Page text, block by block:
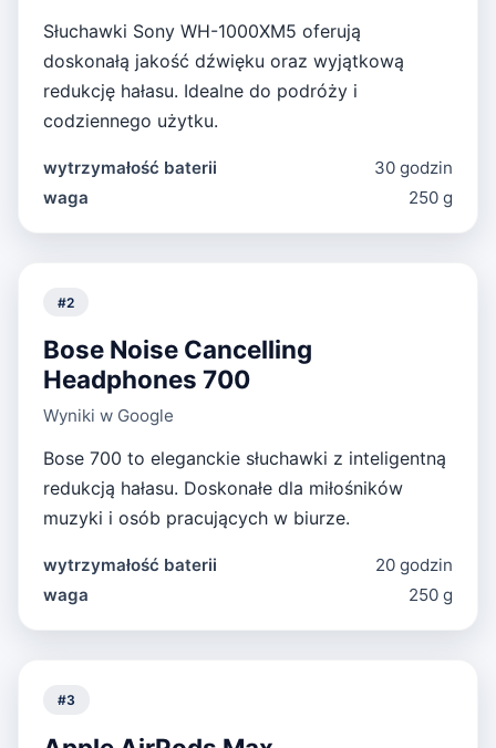
Słuchawki Sony WH-1000XM5 oferują
doskonałą jakość dźwięku oraz wyjątkową
redukcję hałasu. Idealne do podróży i
codziennego użytku.
wytrzymałość baterii
30 godzin
waga
250 g
#2
Bose Noise Cancelling
Headphones 700
Wyniki w Google
Bose 700 to eleganckie słuchawki z inteligentną
redukcją hałasu. Doskonałe dla miłośników
muzyki i osób pracujących w biurze.
wytrzymałość baterii
20 godzin
waga
250 g
#3